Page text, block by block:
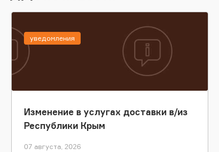
Изменение в услугах доставки в/из
Республики Крым
07 августа, 2026
уведомления